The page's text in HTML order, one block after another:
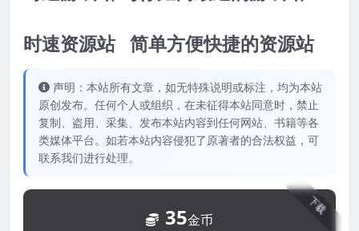
时速资源站 简单方便快捷的资源站
声明：本站所有文章，如无特殊说明或标注，均为本站
原创发布。任何个人或组织，在未征得本站同意时，禁止
复制、盗用、采集、发布本站内容到任何网站、书籍等各
类媒体平台。如若本站内容侵犯了原著者的合法权益，可
联系我们进行处理。
下载
35金币